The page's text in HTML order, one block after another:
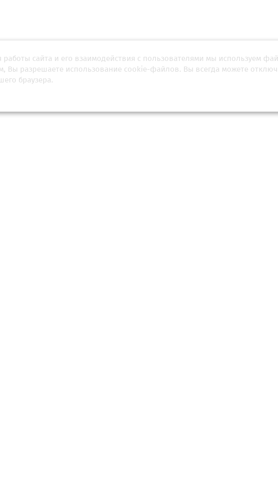
Энергетическая справедливость в
формирующемся многополярном мире
Путин на перепутье:
история «войны
работы сайта и его взаимодействия с пользователями мы используем
Вы разрешаете использование cookie-файлов. Вы всегда можете
браузера.